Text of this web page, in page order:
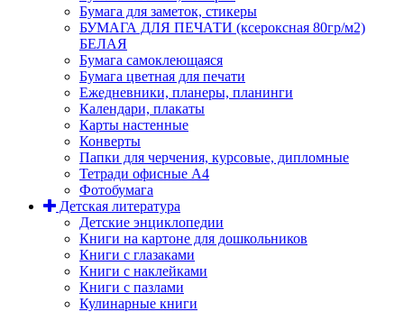
Бумага для заметок, стикеры
БУМАГА ДЛЯ ПЕЧАТИ (ксероксная 80гр/м2)
БЕЛАЯ
Бумага самоклеющаяся
Бумага цветная для печати
Ежедневники, планеры, планинги
Календари, плакаты
Карты настенные
Конверты
Папки для черчения, курсовые, дипломные
Тетради офисные А4
Фотобумага
Детская литература
Детские энциклопедии
Книги на картоне для дошкольников
Книги с глазаками
Книги с наклейками
Книги с пазлами
Кулинарные книги